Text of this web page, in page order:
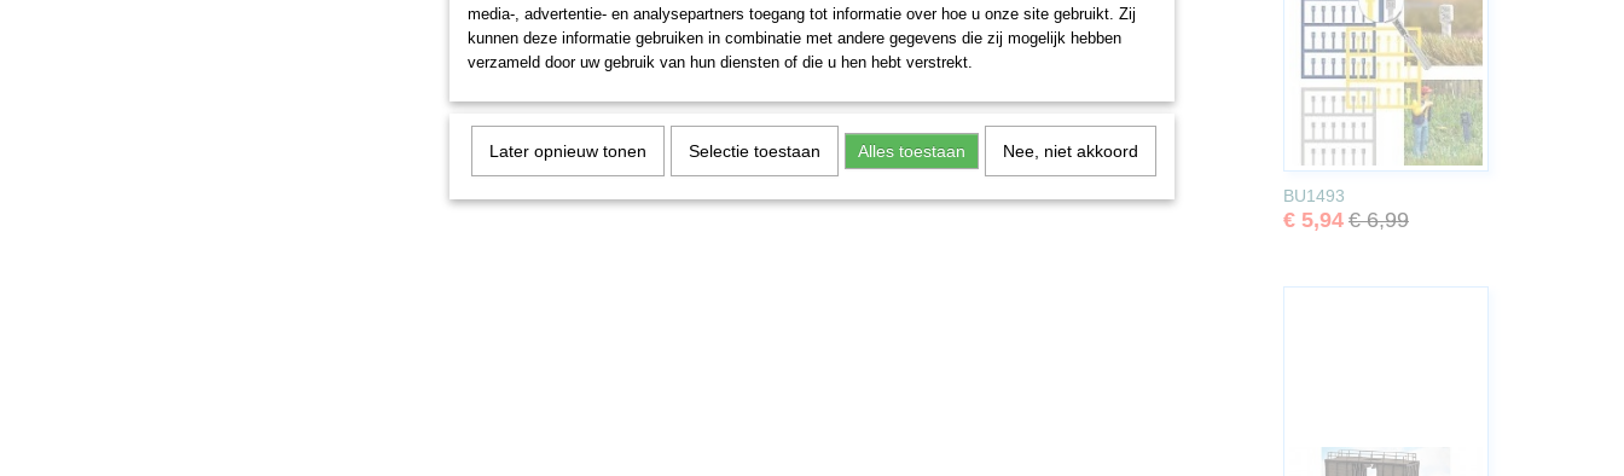
BU1493
€ 5,94 € 6,99
media-, advertentie- en analysepartners toegang tot informatie over hoe u onze site gebruikt. Zij
kunnen deze informatie gebruiken in combinatie met andere gegevens die zij mogelijk hebben
verzameld door uw gebruik van hun diensten of die u hen hebt verstrekt.
Later opnieuw tonen Selectie toestaan Alles toestaan Nee, niet akkoord